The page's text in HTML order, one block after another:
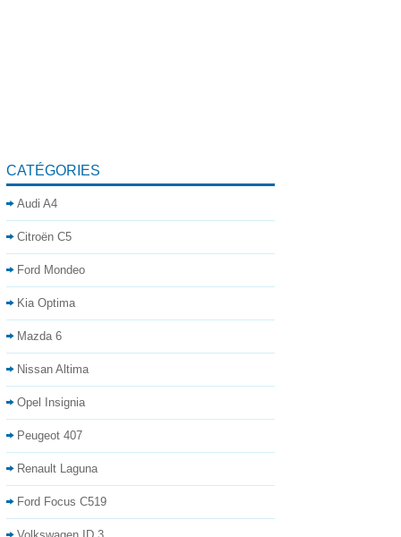
CATÉGORIES
Audi A4
Citroën C5
Ford Mondeo
Kia Optima
Mazda 6
Nissan Altima
Opel Insignia
Peugeot 407
Renault Laguna
Ford Focus C519